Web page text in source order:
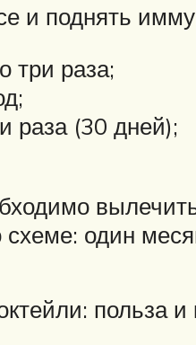
и поднять
три раза;
раза (30 дней);
один
польза и